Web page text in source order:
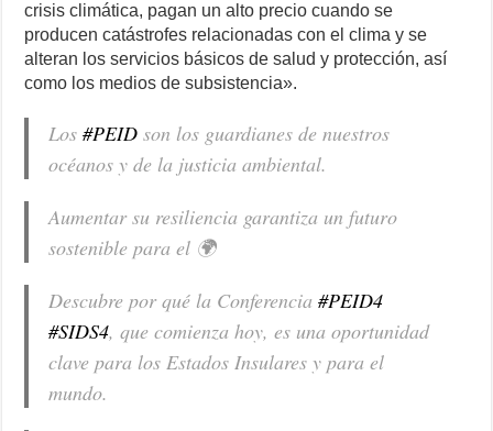
crisis climática, pagan un alto precio cuando se
producen catástrofes relacionadas con el clima y se
alteran los servicios básicos de salud y protección, así
como los medios de subsistencia».
Los#PEID son los guardianes de nuestros
océanos y de la justicia ambiental.
Aumentar su resiliencia garantiza un futuro
sostenible para el 🌍
Descubre por qué la Conferencia#PEID4
#SIDS4, que comienza hoy, es una oportunidad
clave para los Estados Insulares y para el
mundo.